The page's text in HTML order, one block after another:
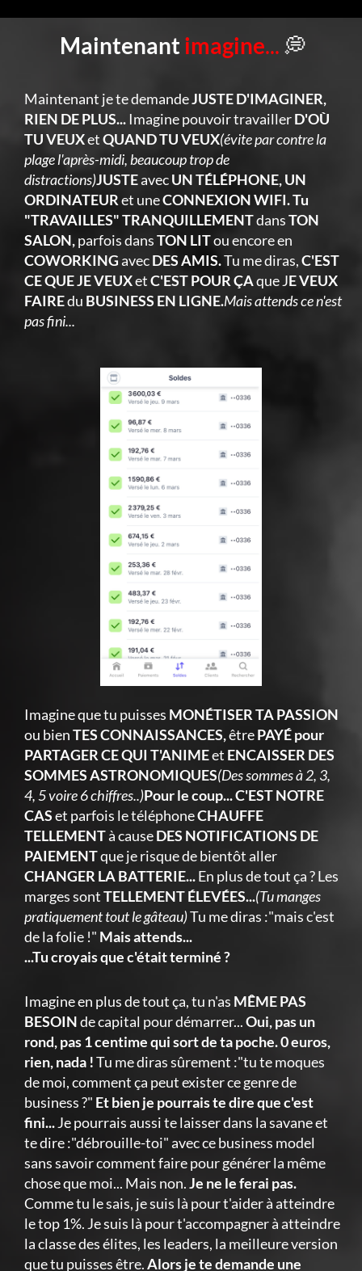
Maintenant imagine... 💭
Maintenant je te demandeJUSTE D'IMAGINER,
RIEN DE PLUS... Imagine pouvoir travaillerD'OÙ
TU VEUXetQUAND TU VEUX(évite par contre la
plage l'après-midi, beaucoup trop de
distractions)JUSTEavecUN TÉLÉPHONE, UN
ORDINATEURet uneCONNEXION WIFI. Tu
"TRAVAILLES" TRANQUILLEMENTdansTON
SALON,parfois dansTON LITou encore en
COWORKINGavecDES AMIS.Tu me diras,C'EST
CE QUE JE VEUXetC'EST POUR ÇAque JE VEUX
FAIREdu BUSINESS EN LIGNE.Mais attends ce n'est
pas fini...
Imagine que tu puisses MONÉTISER TA PASSION
ou bienTES CONNAISSANCES,êtrePAYÉ pour
PARTAGER CE QUI T'ANIMEet ENCAISSER DES
SOMMES ASTRONOMIQUES(Des sommes à 2, 3,
4, 5 voire 6 chiffres..)Pour le coup... C'EST NOTRE
CASet parfois le téléphoneCHAUFFE
TELLEMENTà causeDES NOTIFICATIONS DE
PAIEMENTque je risque de bientôt aller
CHANGER LA BATTERIE...En plus de tout ça ? Les
marges sontTELLEMENT ÉLEVÉES...(Tu manges
pratiquement tout le gâteau)Tu me diras :"mais c'est
de la folie !" Mais attends...
...Tu croyais que c'était terminé ?
Imagine en plus de tout ça, tu n'as MÊME PAS
BESOINde capital pour démarrer...Oui, pas un
rond, pas 1 centime qui sort de ta poche. 0 euros,
rien, nada !Tu me diras sûrement :"tu te moques
de moi, comment ça peut exister ce genre de
business ?" Et bien je pourrais te dire que c'est
fini...Je pourrais aussi te laisser dans la savane et
te dire :"débrouille-toi" avec ce business model
sans savoir comment faire pour générer la même
chose que moi... Mais non.Je ne le ferai pas.
Comme tu le sais, je suis là pour t'aider à atteindre
le top 1%. Je suis là pour t'accompagner à atteindre
la classe des élites, les leaders, la meilleure version
que tu puisses être.Alors je te demande une